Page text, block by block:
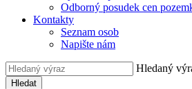
Odborný posudek cen
Kontakty
Seznam osob
Napište nám
Hledaný
Hledat